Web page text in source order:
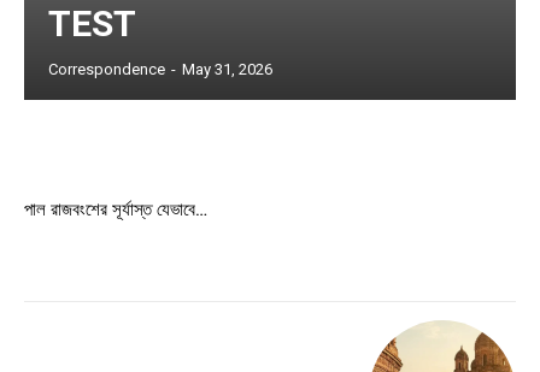
TEST
Correspondence - May 31, 2026
পাল রাজবংশের সূর্যাস্ত যেভাবে…